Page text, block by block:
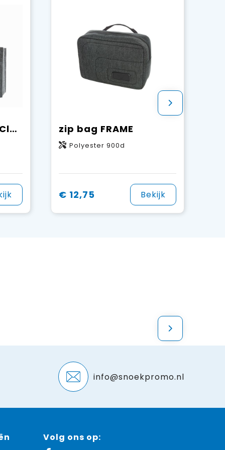
organizer ModernClassic zip bag FRAME
Polyester 900d
€ 12,75 Bekijk
info@snoekpromo.nl
Volg ons op: